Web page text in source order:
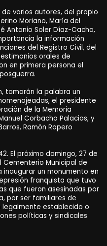
varios autores, del propio
Moriano, María del
Antonio Soler Díaz-Cacho,
la información
del Registro Civil, del
orales de
en primera persona el
tomarán la palabra un
el presidente
de la Memoria
Corbacho Palacios, y
Ramón Ropero
El próximo domingo, 27 de
Cementerio Municipal de
inaugurar un monumento en
franquista que tuvo
que fueron asesinadas por
por ser familiares de
legalmente establecido o
políticas y sindicales